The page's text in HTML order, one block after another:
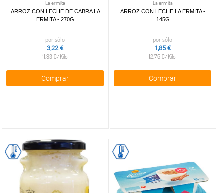
La ermita
ARROZ CON LECHE DE CABRA LA
ERMITA - 270G
por sólo
3,22 €
11,93 €/Kilo
Comprar
La ermita
ARROZ CON LECHE LA ERMITA -
145G
por sólo
1,85 €
12,76 €/Kilo
Comprar